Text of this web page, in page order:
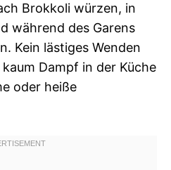
Brokkoli würzen, in
während des Garens
Kein lästiges Wenden
Dampf in der Küche
oder heiße